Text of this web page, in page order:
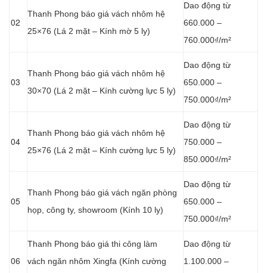
02
Thanh Phong báo giá vách nhôm hệ
25×76 (Lá 2 mặt – Kính mờ 5 ly)
Dao động từ
660.000 –
760.000₫/m²
03
Thanh Phong báo giá vách nhôm hệ
30×70 (Lá 2 mặt – Kính cường lực 5 ly)
Dao động từ
650.000 –
750.000₫/m²
04
Thanh Phong báo giá vách nhôm hệ
25×76 (Lá 2 mặt – Kính cường lực 5 ly)
Dao động từ
750.000 –
850.000₫/m²
05
Thanh Phong báo giá vách ngăn phòng
họp, công ty, showroom (Kính 10 ly)
Dao động từ
650.000 –
750.000₫/m²
06
Thanh Phong báo giá thi công làm
vách ngăn nhôm Xingfa (Kính cường
Dao động từ
1.100.000 –